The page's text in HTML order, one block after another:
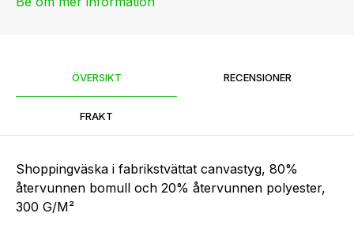
ÖVERSIKT RECENSIONER
FRAKT
Shoppingväska i fabrikstvättat canvastyg, 80%
återvunnen bomull och 20% återvunnen polyester,
300 G/M²